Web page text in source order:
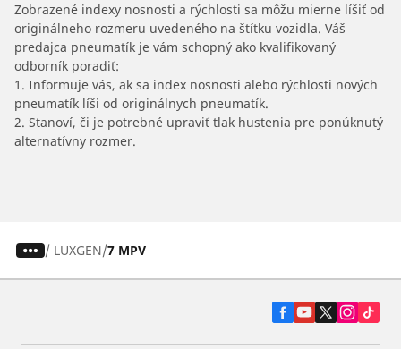
Zobrazené indexy nosnosti a rýchlosti sa môžu mierne líšiť od
originálneho rozmeru uvedeného na štítku vozidla. Váš
predajca pneumatík je vám schopný ako kvalifikovaný
odborník poradiť:
1. Informuje vás, ak sa index nosnosti alebo rýchlosti nových
pneumatík líši od originálnych pneumatík.
2. Stanoví, či je potrebné upraviť tlak hustenia pre ponúknutý
alternatívny rozmer.
/ LUXGEN 7 MPV